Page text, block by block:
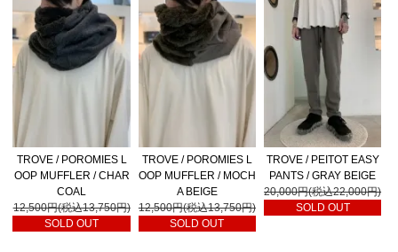
TROVE / POROMIES L
OOP MUFFLER / CHAR
COAL
12,500円(税込13,750円)
SOLD OUT
TROVE / POROMIES L
OOP MUFFLER / MOCH
A BEIGE
12,500円(税込13,750円)
SOLD OUT
TROVE / PEITOT EASY
PANTS / GRAY BEIGE
20,000円(税込22,000円)
SOLD OUT